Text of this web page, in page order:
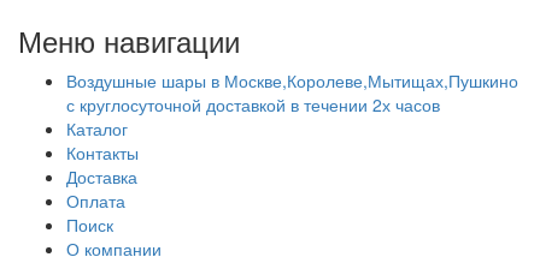
Меню навигации
Воздушные шары в Москве,Королеве,Мытищах,Пушкино
с круглосуточной доставкой в течении 2х часов
Каталог
Контакты
Доставка
Оплата
Поиск
О компании